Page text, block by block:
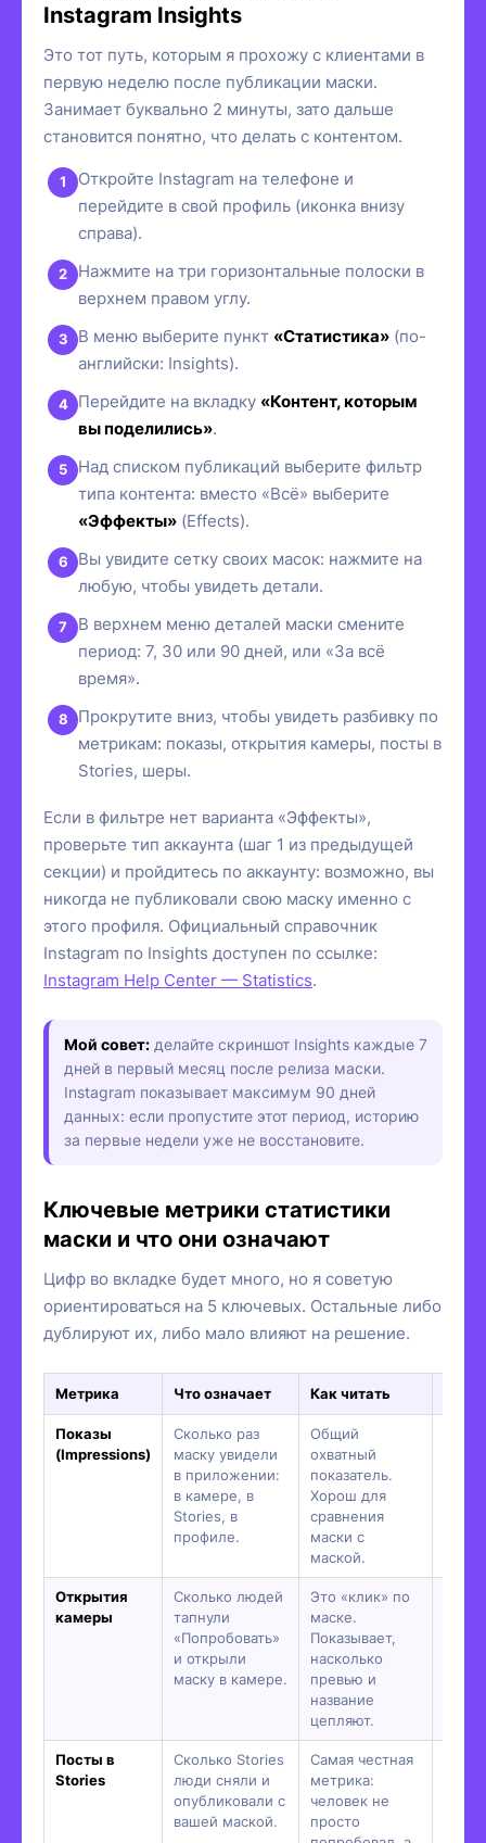
Instagram Insights
Это тот путь, которым я прохожу с клиентами в
первую неделю после публикации маски.
Занимает буквально 2 минуты, зато дальше
становится понятно, что делать с контентом.
Откройте Instagram на телефоне и
перейдите в свой профиль (иконка внизу
справа).
Нажмите на три горизонтальные полоски в
верхнем правом углу.
В меню выберите пункт «Статистика» (по-
английски: Insights).
Перейдите на вкладку «Контент, которым
вы поделились».
Над списком публикаций выберите фильтр
типа контента: вместо «Всё» выберите
«Эффекты» (Effects).
Вы увидите сетку своих масок: нажмите на
любую, чтобы увидеть детали.
В верхнем меню деталей маски смените
период: 7, 30 или 90 дней, или «За всё
время».
Прокрутите вниз, чтобы увидеть разбивку по
метрикам: показы, открытия камеры, посты в
Stories, шеры.
Если в фильтре нет варианта «Эффекты»,
проверьте тип аккаунта (шаг 1 из предыдущей
секции) и пройдитесь по аккаунту: возможно, вы
никогда не публиковали свою маску именно с
этого профиля. Официальный справочник
Instagram по Insights доступен по ссылке:
Instagram Help Center — Statistics.
Мой совет: делайте скриншот Insights каждые 7
дней в первый месяц после релиза маски.
Instagram показывает максимум 90 дней
данных: если пропустите этот период, историю
за первые недели уже не восстановите.
Ключевые метрики статистики
маски и что они означают
Цифр во вкладке будет много, но я советую
ориентироваться на 5 ключевых. Остальные либо
дублируют их, либо мало влияют на решение.
Метрика Что означает Как читать
Показы
(Impressions)
Сколько раз
маску увидели
в приложении:
в камере, в
Stories, в
профиле.
Общий
охватный
показатель.
Хорош для
сравнения
маски с
маской.
Открытия
камеры
Сколько людей
тапнули
«Попробовать»
и открыли
маску в камере.
Это «клик» по
маске.
Показывает,
насколько
превью и
название
цепляют.
Посты в
Stories
Сколько Stories
люди сняли и
опубликовали с
вашей маской.
Самая честная
метрика:
человек не
просто